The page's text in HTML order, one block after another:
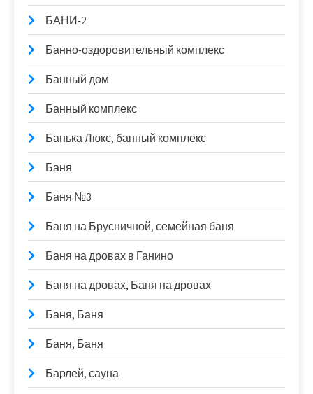
БАНИ-2
Банно-оздоровительный комплекс
Банный дом
Банный комплекс
Банька Люкс, банный комплекс
Баня
Баня №3
Баня на Брусничной, семейная баня
Баня на дровах в Ганино
Баня на дровах, Баня на дровах
Баня, Баня
Баня, Баня
Барлей, сауна